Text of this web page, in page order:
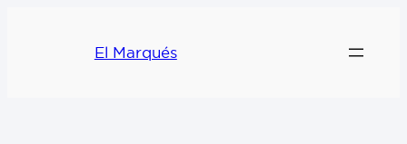
El Marqués